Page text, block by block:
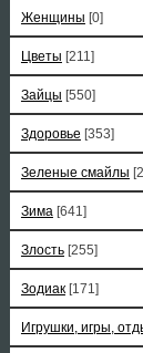
Женщины [0]
Цветы [211]
Зайцы [550]
Здоровье [353]
Зеленые смайлы
Зима [641]
Злость [255]
Зодиак [171]
Игрушки, игры,